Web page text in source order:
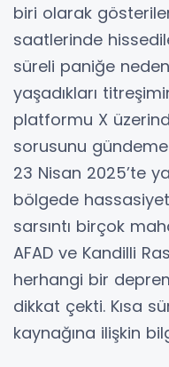
biri olarak
saatlerinde
süreli paniğe
yaşadıkları
platformu X
sorusunu gündeme
23 Nisan 2025’te
bölgede
sarsıntı birçok
AFAD ve Kandilli
herhangi bir
dikkat çekti. Kısa
kaynağına ilişkin